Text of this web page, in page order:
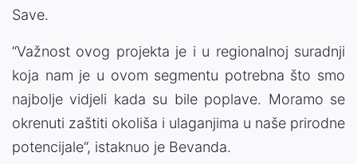
Save.
“Važnost ovog projekta je i u regionalnoj suradnji
koja nam je u ovom segmentu potrebna što smo
najbolje vidjeli kada su bile poplave. Moramo se
okrenuti zaštiti okoliša i ulaganjima u naše prirodne
potencijale“, istaknuo je Bevanda.